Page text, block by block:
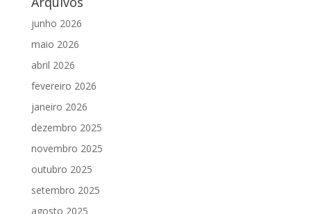
junho 2026
maio 2026
abril 2026
fevereiro 2026
janeiro 2026
dezembro 2025
novembro 2025
outubro 2025
setembro 2025
agosto 2025